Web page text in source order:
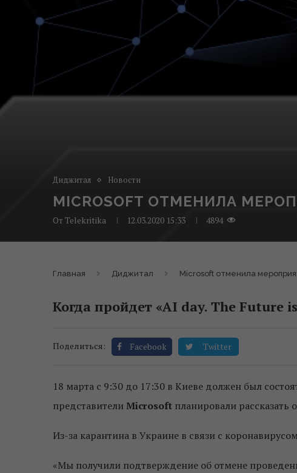
Диджитал Новости
MICROSOFT ОТМЕНИЛА
От Telekritika 12.03.2020 15:33 4894
Главная Диджитал Microsoft отменила
Когда пройдет «AI day. The Future
Поделиться: Facebook Twitter
18 марта с 9:30 до 17:30 в Киеве должен был
представителиMicrosoft планировали рассказать
Из-за карантина в Украине в связи с
«Мы получили подтверждение об отмене